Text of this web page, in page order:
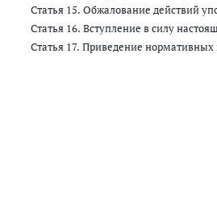
Статья 15. Обжалование действий
Статья 16. Вступление в силу
Статья 17. Приведение